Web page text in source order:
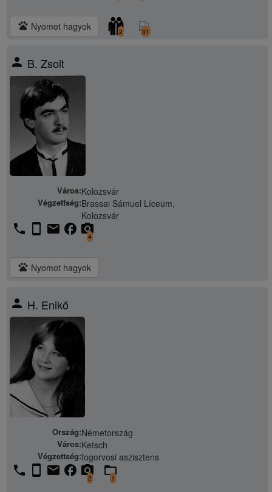
pets Nyomot hagyok 2 31
person B. Zsolt
Város:Kolozsvár
Végzettség:Brassai Sámuel Líceum,
Kolozsvár
phone stay_current_portrait email facebook camera_alt
4
pets Nyomot hagyok
person H. Enikő
Ország:Németország
Város:Ketsch
Végzettség:fogorvosi aszisztens
phone stay_current_portrait email facebook camera_alt
2
folder_open
1